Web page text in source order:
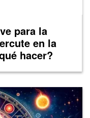
para la
en la
hacer?